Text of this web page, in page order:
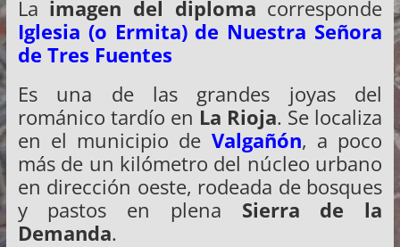
La imagen del diploma corresponde
Iglesia (o Ermita) de Nuestra Señora
de Tres Fuentes
Es una de las grandes joyas del
románico tardío en La Rioja. Se localiza
en el municipio de Valgañón, a poco
más de un kilómetro del núcleo urbano
en dirección oeste, rodeada de bosques
y pastos en plena Sierra de la
Demanda.